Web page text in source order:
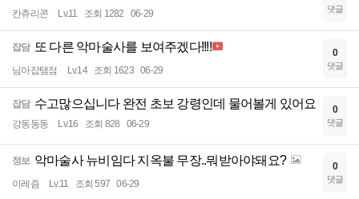
칸츄리콘 Lv.11 조회 1282 06-29 댓글
잡담 또 다른 악마술사를 보여주겠다!!!!
님아잡탬점 Lv.14 조회 1623 06-29
0
댓글
잡담 수고많으십니다 완전 초보 강령인데 물어볼게 있어요
강동동동 Lv.16 조회 828 06-29
0
댓글
정보 악마술사 뉴비임다 지옥불 무장..뭐받아야돼요?
이레즘 Lv.11 조회 597 06-29
0
댓글